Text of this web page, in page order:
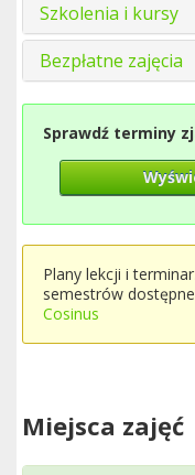
Szkolenia i kursy
Bezpłatne zajęcia
Sprawdź terminy
Plany lekcji i
semestrów
Cosinus
Miejsca zajęć